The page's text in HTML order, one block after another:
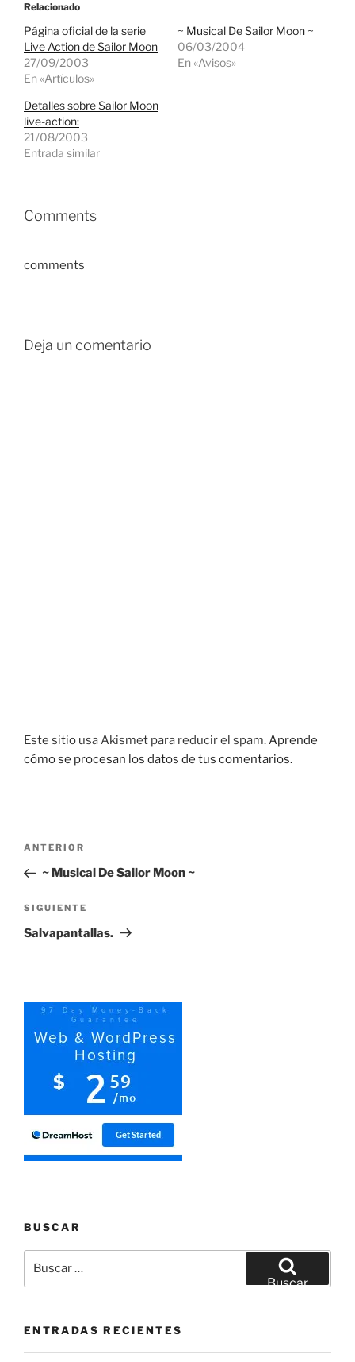
Relacionado
Página oficial de la serie
Live Action de Sailor Moon
27/09/2003
En «Artículos»
~ Musical De Sailor Moon ~
06/03/2004
En «Avisos»
Detalles sobre Sailor Moon
live-action:
21/08/2003
Entrada similar
Comments
comments
Deja un comentario
Este sitio usa Akismet para reducir el spam.Aprende
cómo se procesan los datos de tus comentarios.
Navegación
entradas
Entrada
anterior:
ANTERIOR
~ Musical De Sailor Moon ~
Siguiente
entrada
SIGUIENTE
Salvapantallas.
BUSCAR
por:
Buscar
ENTRADAS RECIENTES